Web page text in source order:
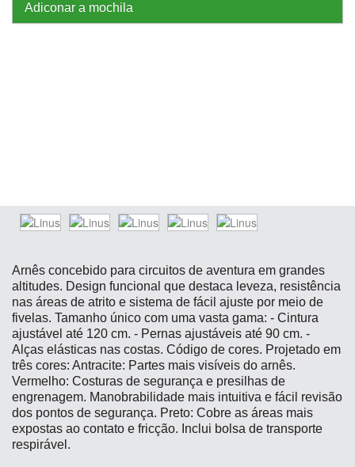
Adiconar a mochila
Arnês concebido para circuitos de aventura em grandes
altitudes. Design funcional que destaca leveza, resistência
nas áreas de atrito e sistema de fácil ajuste por meio de
fivelas. Tamanho único com uma vasta gama: - Cintura
ajustável até 120 cm. - Pernas ajustáveis ​​até 90 cm. -
Alças elásticas nas costas. Código de cores. Projetado em
três cores: Antracite: Partes mais visíveis do arnês.
Vermelho: Costuras de segurança e presilhas de
engrenagem. Manobrabilidade mais intuitiva e fácil revisão
dos pontos de segurança. Preto: Cobre as áreas mais
expostas ao contato e fricção. Inclui bolsa de transporte
respirável.